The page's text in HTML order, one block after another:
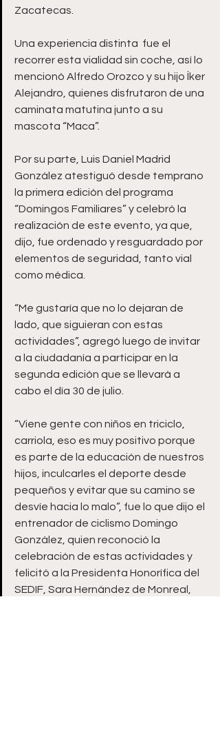
Zacatecas.
Una experiencia distinta  fue el
recorrer esta vialidad sin coche, así lo
mencionó Alfredo Orozco y su hijo Íker
Alejandro, quienes disfrutaron de una
caminata matutina junto a su
mascota “Maca”.
Por su parte, Luis Daniel Madrid
González atestiguó desde temprano
la primera edición del programa
“Domingos Familiares” y celebró la
realización de este evento, ya que,
dijo, fue ordenado y resguardado por
elementos de seguridad, tanto vial
como médica.
“Me gustaría que no lo dejaran de
lado, que siguieran con estas
actividades”, agregó luego de invitar
a la ciudadanía a participar en la
segunda edición que se llevará a
cabo el día 30 de julio.
“Viene gente con niños en triciclo,
carriola, eso es muy positivo porque
es parte de la educación de nuestros
hijos, inculcarles el deporte desde
pequeños y evitar que su camino se
desvíe hacia lo malo”, fue lo que dijo el
entrenador de ciclismo Domingo
González, quien reconoció la
celebración de estas actividades y
felicitó a la Presidenta Honorífica del
SEDIF, Sara Hernández de Monreal,